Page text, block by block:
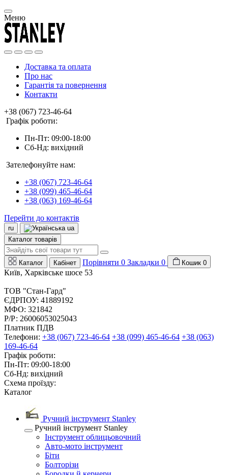
Меню
Доставка та оплата
Про нас
Гарантія та повернення
Контакти
+38 (067) 723-46-64
Графік роботи:
Пн-Пт: 09:00-18:00
Сб-Нд: вихідний
Зателефонуйте нам:
+38 (067) 723-46-64
+38 (099) 465-46-64
+38 (063) 169-46-64
Перейти до контактів
ru
ua
Каталог товарів
Каталог Кабінет Порівняти 0 Закладки 0 Кошик 0
Київ, Харківське шосе 53
ТОВ "Стан-Гард"
ЄДРПОУ: 41889192
МФО: 321842
Р/Р: 26006053025043
Платник ПДВ
Телефони: +38 (067) 723-46-64 +38 (099) 465-46-64 +38 (063)
169-46-64
Графік роботи:
Пн-Пт: 09:00-18:00
Сб-Нд: вихідний
Схема проїзду:
Каталог
Ручний інструмент Stanley
Ручний інструмент Stanley
Інструмент облицьовочний
Авто-мото інструмент
Біти
Болторізи